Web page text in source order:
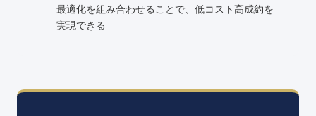
最適化を組み合わせることで、低コスト高成約を
実現できる